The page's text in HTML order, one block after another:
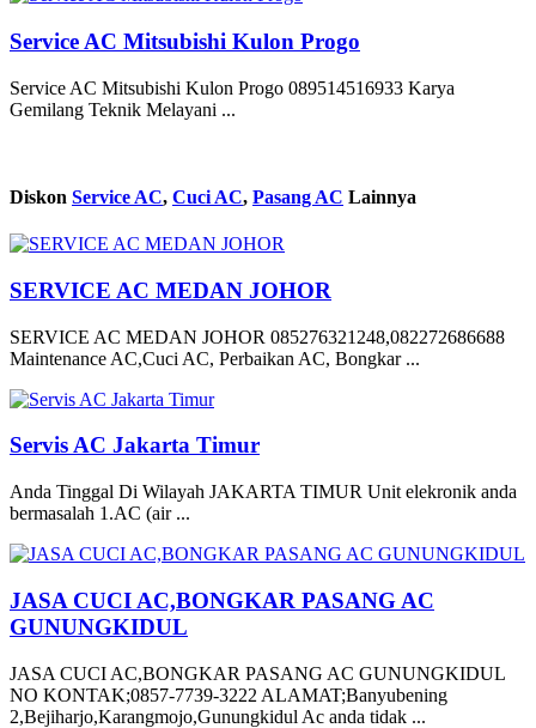
Service AC Mitsubishi Kulon Progo
Service AC Mitsubishi Kulon Progo 089514516933 Karya
Gemilang Teknik Melayani ...
Diskon Service AC, Cuci AC, Pasang AC Lainnya
SERVICE AC MEDAN JOHOR
SERVICE AC MEDAN JOHOR 085276321248,082272686688
Maintenance AC,Cuci AC, Perbaikan AC, Bongkar ...
Servis AC Jakarta Timur
Anda Tinggal Di Wilayah JAKARTA TIMUR Unit elekronik anda
bermasalah 1.AC (air ...
JASA CUCI AC,BONGKAR PASANG AC
GUNUNGKIDUL
JASA CUCI AC,BONGKAR PASANG AC GUNUNGKIDUL
NO KONTAK;0857-7739-3222 ALAMAT;Banyubening
2,Bejiharjo,Karangmojo,Gunungkidul Ac anda tidak ...